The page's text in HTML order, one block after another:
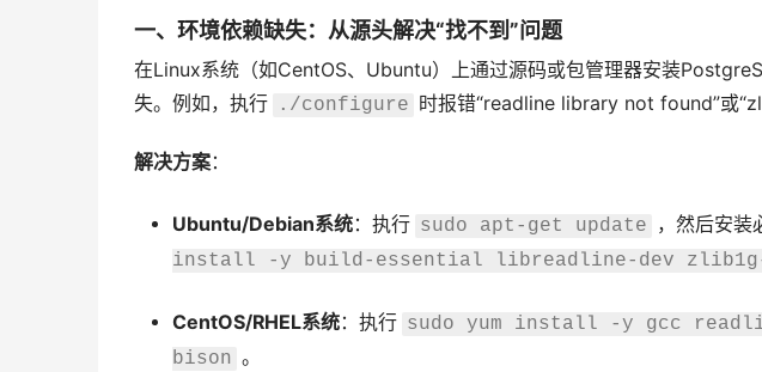
一、环境依赖缺失：从源头解决“找不到”问题
在Linux系统（如CentOS、Ubuntu）上通过源码或包管理器安装
失。例如，执行
./configure 时报错“readline library not found”或
解决方案：
Ubuntu/Debian系统：执行 sudo apt-get update ，然后安装
install -y build-essential libreadline-dev
CentOS/RHEL系统：执行 sudo yum install -y gcc
bison 。